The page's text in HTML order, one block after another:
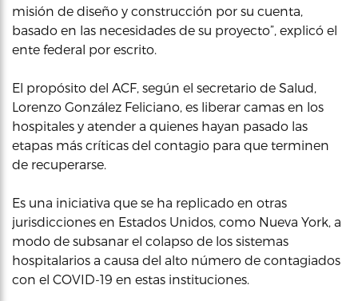
misión de diseño y construcción por su cuenta,
basado en las necesidades de su proyecto”, explicó el
ente federal por escrito.
El propósito del ACF, según el secretario de Salud,
Lorenzo González Feliciano, es liberar camas en los
hospitales y atender a quienes hayan pasado las
etapas más críticas del contagio para que terminen
de recuperarse.
Es una iniciativa que se ha replicado en otras
jurisdicciones en Estados Unidos, como Nueva York, a
modo de subsanar el colapso de los sistemas
hospitalarios a causa del alto número de contagiados
con el COVID-19 en estas instituciones.